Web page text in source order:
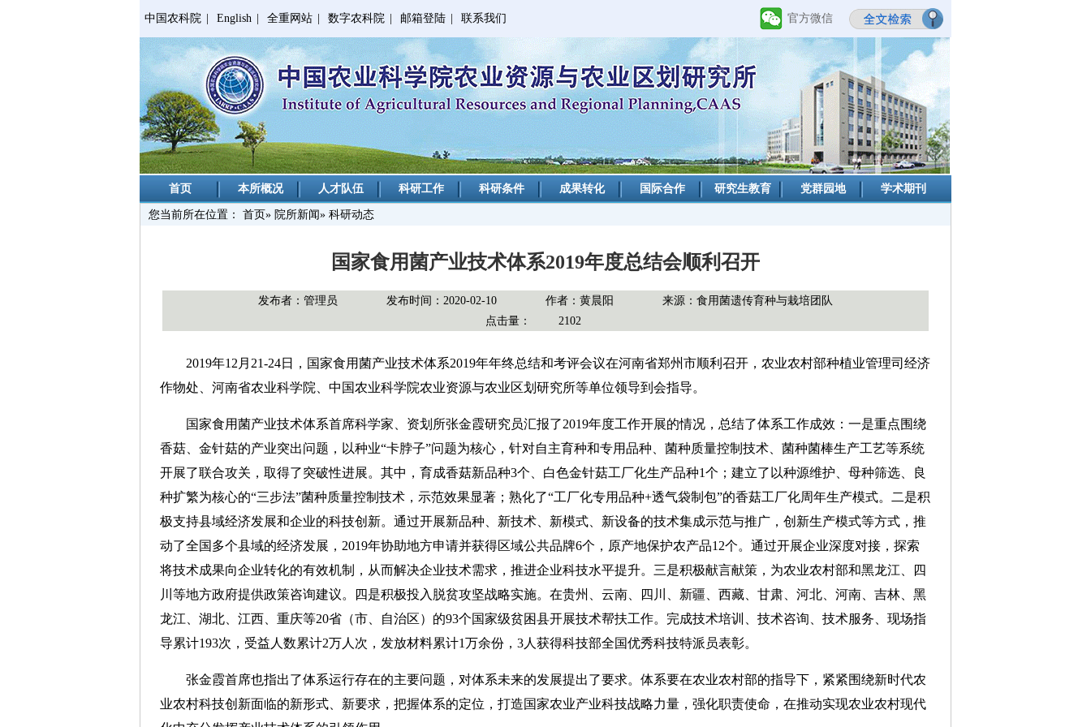
中国农科院 English 全重网站 数字农科院 邮箱登陆 联系我们 官方微信
首页 本所概况 人才队伍 科研工作 科研条件 成果转化 国际合作 研究生教育 党群园地 学术期刊
您当前所在位置： 首页» 院所新闻» 科研动态
国家食用菌产业技术体系2019年度总结会顺利召开
发布者：管理员 发布时间：2020-02-10 作者：黄晨阳
来源：食用菌遗传育种与栽培团队
点击量：
2102
2019年12月21-24日，国家食用菌产业技术体系2019年年终总结和考评会议在河南省郑州市顺利召开，农业农村部种植业管理司经济
作物处、河南省农业科学院、中国农业科学院农业资源与农业区划研究所等单位领导到会指导。
国家食用菌产业技术体系首席科学家、资划所张金霞研究员汇报了2019年度工作开展的情况，总结了体系工作成效：一是重点围绕
香菇、金针菇的产业突出问题，以种业“卡脖子”问题为核心，针对自主育种和专用品种、菌种质量控制技术、菌种菌棒生产工艺等系统
开展了联合攻关，取得了突破性进展。其中，育成香菇新品种3个、白色金针菇工厂化生产品种1个；建立了以种源维护、母种筛选、良
种扩繁为核心的“三步法”菌种质量控制技术，示范效果显著；熟化了“工厂化专用品种+透气袋制包”的香菇工厂化周年生产模式。二是积
极支持县域经济发展和企业的科技创新。通过开展新品种、新技术、新模式、新设备的技术集成示范与推广，创新生产模式等方式，推
动了全国多个县域的经济发展，2019年协助地方申请并获得区域公共品牌6个，原产地保护农产品12个。通过开展企业深度对接，探索
将技术成果向企业转化的有效机制，从而解决企业技术需求，推进企业科技水平提升。三是积极献言献策，为农业农村部和黑龙江、四
川等地方政府提供政策咨询建议。四是积极投入脱贫攻坚战略实施。在贵州、云南、四川、新疆、西藏、甘肃、河北、河南、吉林、黑
龙江、湖北、江西、重庆等20省（市、自治区）的93个国家级贫困县开展技术帮扶工作。完成技术培训、技术咨询、技术服务、现场指
导累计193次，受益人数累计2万人次，发放材料累计1万余份，3人获得科技部全国优秀科技特派员表彰。
张金霞首席也指出了体系运行存在的主要问题，对体系未来的发展提出了要求。体系要在农业农村部的指导下，紧紧围绕新时代农
业农村科技创新面临的新形式、新要求，把握体系的定位，打造国家农业产业科技战略力量，强化职责使命，在推动实现农业农村现代